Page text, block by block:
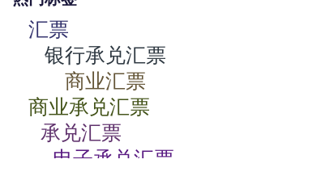
汇票
银行承兑汇票
商业汇票
商业承兑汇票
承兑汇票
电子承兑汇票